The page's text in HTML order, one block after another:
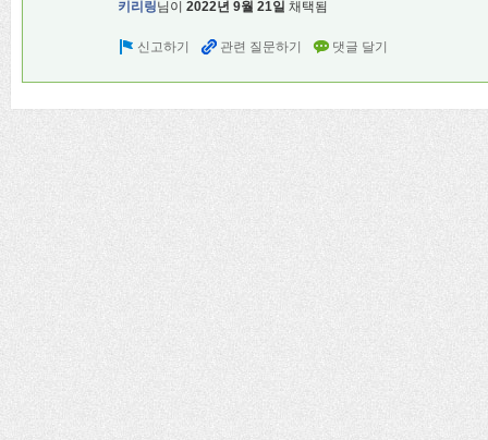
키리링님이 2022년 9월 21일 채택됨